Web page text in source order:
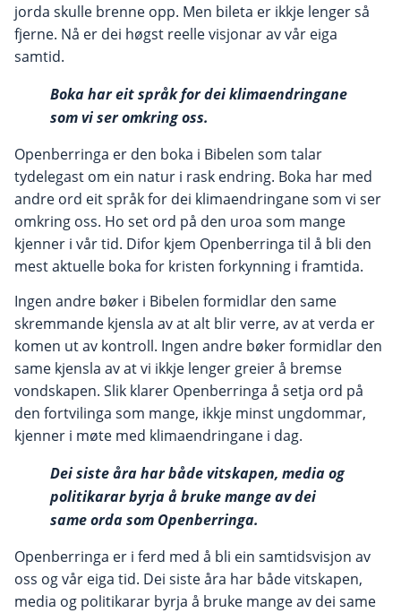
jorda skulle brenne opp. Men bileta er ikkje lenger så
fjerne. Nå er dei høgst reelle visjonar av vår eiga
samtid.
Boka har eit språk for dei klimaendringane
som vi ser omkring oss.
Openberringa er den boka i Bibelen som talar
tydelegast om ein natur i rask endring. Boka har med
andre ord eit språk for dei klimaendringane som vi ser
omkring oss. Ho set ord på den uroa som mange
kjenner i vår tid. Difor kjem Openberringa til å bli den
mest aktuelle boka for kristen forkynning i framtida.
Ingen andre bøker i Bibelen formidlar den same
skremmande kjensla av at alt blir verre, av at verda er
komen ut av kontroll. Ingen andre bøker formidlar den
same kjensla av at vi ikkje lenger greier å bremse
vondskapen. Slik klarer Openberringa å setja ord på
den fortvilinga som mange, ikkje minst ungdommar,
kjenner i møte med klimaendringane i dag.
Dei siste åra har både vitskapen, media og
politikarar byrja å bruke mange av dei
same orda som Openberringa.
Openberringa er i ferd med å bli ein samtidsvisjon av
oss og vår eiga tid. Dei siste åra har både vitskapen,
media og politikarar byrja å bruke mange av dei same